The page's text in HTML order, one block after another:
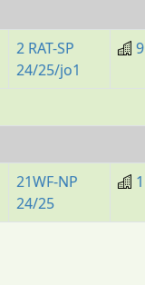
2 RAT-SP
24/25/jo1
21WF-NP
24/25